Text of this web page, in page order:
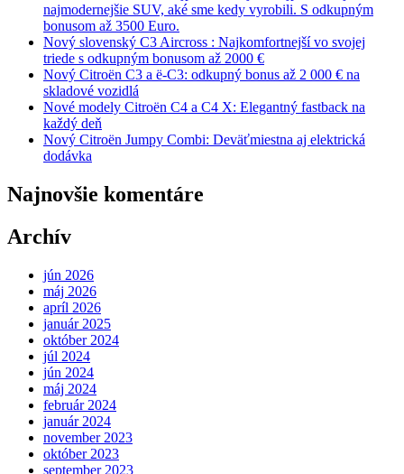
najmodernejšie SUV, aké sme kedy vyrobili. S odkupným
bonusom až 3500 Euro.
Nový slovenský C3 Aircross : Najkomfortnejší vo svojej
triede s odkupným bonusom až 2000 €
Nový Citroën C3 a ë-C3: odkupný bonus až 2 000 € na
skladové vozidlá
Nové modely Citroën C4 a C4 X: Elegantný fastback na
každý deň
Nový Citroën Jumpy Combi: Deväťmiestna aj elektrická
dodávka
Najnovšie komentáre
Archív
jún 2026
máj 2026
apríl 2026
január 2025
október 2024
júl 2024
jún 2024
máj 2024
február 2024
január 2024
november 2023
október 2023
september 2023